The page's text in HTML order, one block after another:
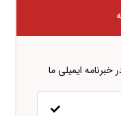
ایمیلی ما